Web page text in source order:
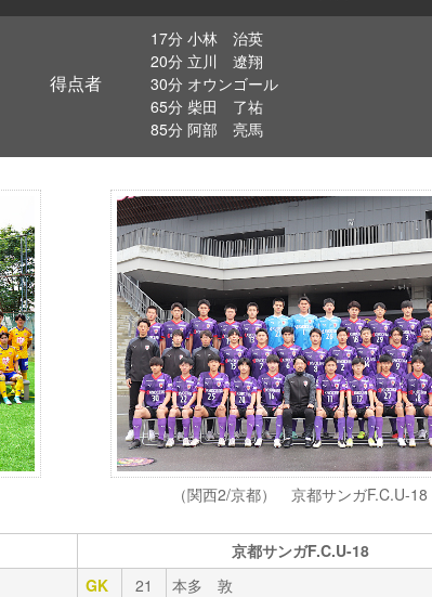
得点者
17分 小林 治英
20分 立川 遼翔
30分 オウンゴール
65分 柴田 了祐
85分 阿部 亮馬
（関西2/京都） 京都サンガF.C.U-18
京都サンガF.C.U-18
GK 21
本多 敦